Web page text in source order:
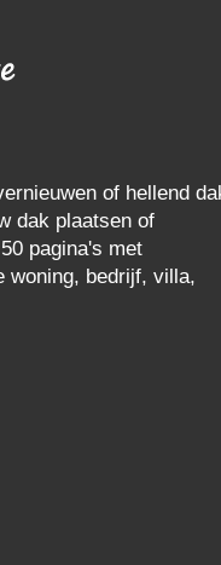
of hellend
dak plaatsen of
pagina's met
woning, bedrijf, villa,